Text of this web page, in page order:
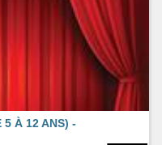
5 À 12 ANS) -